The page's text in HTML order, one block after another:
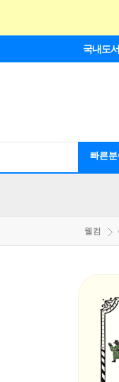
국내도서
빠른분
웰컴